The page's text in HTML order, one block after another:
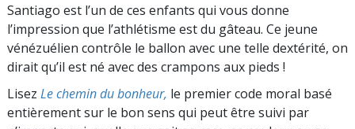
Santiago est l’un de ces enfants qui vous donne
l’impression que l’athlétisme est du gâteau. Ce jeune
vénézuélien contrôle le ballon avec une telle dextérité, on
dirait qu’il est né avec des crampons aux pieds !
Lisez Le chemin du bonheur, le premier code moral basé
entièrement sur le bon sens qui peut être suivi par